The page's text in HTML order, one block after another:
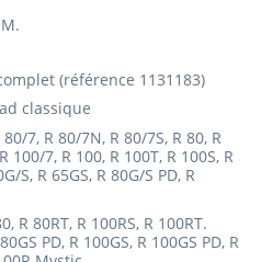
(référence 1131183)
classique
7, R 80/7N, R 80/7S, R 80, R
100/7, R 100, R 100T, R 100S, R
S, R 65GS, R 80G/S PD, R
R 80RT, R 100RS, R 100RT.
PD, R 100GS, R 100GS PD, R